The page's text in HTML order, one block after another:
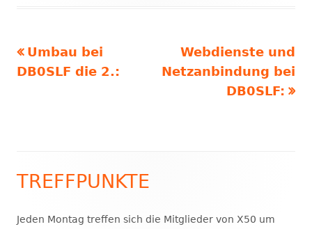
Beitragsnavigation
Vorheriger
Beitrag:
Umbau bei
DB0SLF die 2.:
Nächster
Beitrag
Webdienste und
Netzanbindung bei
DB0SLF:
Haupt-
Seitenleiste
TREFFPUNKTE
Jeden Montag treffen sich die Mitglieder von X50 um